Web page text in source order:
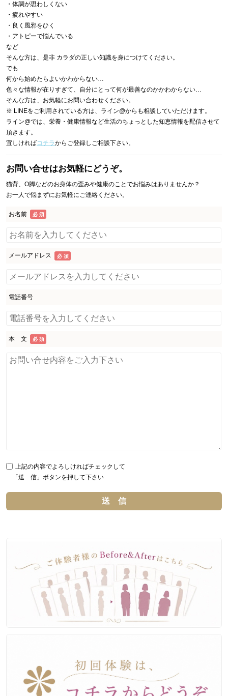
・体調が思わしくない
・疲れやすい
・良く風邪をひく
・アトピーで悩んでいる
など
そんな方は、是非 カラダの正しい知識を身につけてください。
でも
何から始めたらよいかわからない…
色々な情報が在りすぎて、自分にとって何が最善なのかかわからない…
そんな方は、お気軽にお問い合わせください。
※ LINEをご利用されている方は、ライン@からも相談していただけます。
ライン@では、栄養・健康情報など生活のちょっとした知恵情報を配信させて
頂きます。
宜しければコチラからご登録しご相談下さい。
お問い合せはお気軽にどうぞ。
猫背、O脚などのお身体の歪みや健康のことでお悩みはありませんか？
お一人で悩まずにお気軽にご連絡ください。
お名前 必 須
メールアドレス 必 須
電話番号
本 文 必 須
上記の内容でよろしければチェックして
「送 信」ボタンを押して下さい